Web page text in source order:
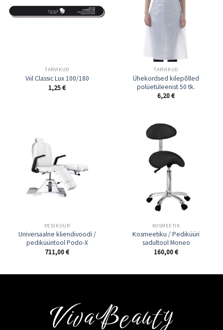
TARVIKUD
Viil Classic Lux 100/180
1,25€
TARVIKUD
Ühekordsed kilepõlled
polüetüleenist 50 tk.
6,20€
PEDIKÜÜR
Universaalne kliendivoodi /
pediküüritool Podo-X
711,00€
KOSMEETIK
Kosmeetiku / Pediküüri
sadultool Moneo
160,00€